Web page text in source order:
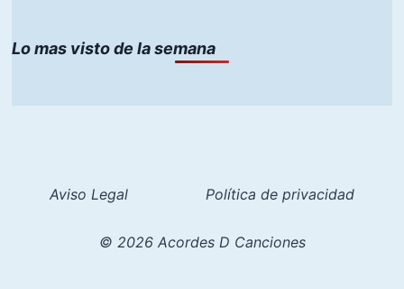
Lo mas visto de la semana
Aviso Legal Política de privacidad
© 2026 Acordes D Canciones